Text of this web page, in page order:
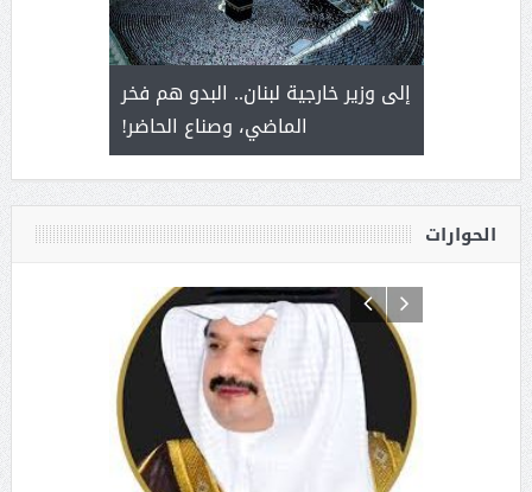
سلمان
إلى وزير خارجية لبنان.. البدو هم فخر
الماضي، وصناع الحاضر!
من عشق
الحوارات